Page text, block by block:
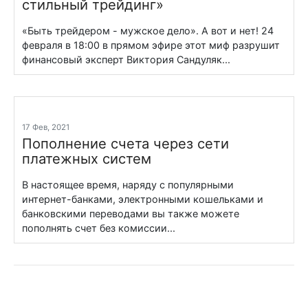
стильный трейдинг»
«Быть трейдером - мужское дело». А вот и нет! 24
февраля в 18:00 в прямом эфире этот миф разрушит
финансовый эксперт Виктория Сандуляк...
17 Фев, 2021
Пополнение счета через сети
платежных систем
В настоящее время, наряду с популярными
интернет-банками, электронными кошельками и
банковскими переводами вы также можете
пополнять счет без комиссии...